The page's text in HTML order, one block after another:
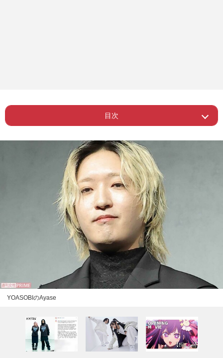
目次
ー Ayaseの“タトゥー完全防御”ファッシ
ョン
YOASOBIのAyase